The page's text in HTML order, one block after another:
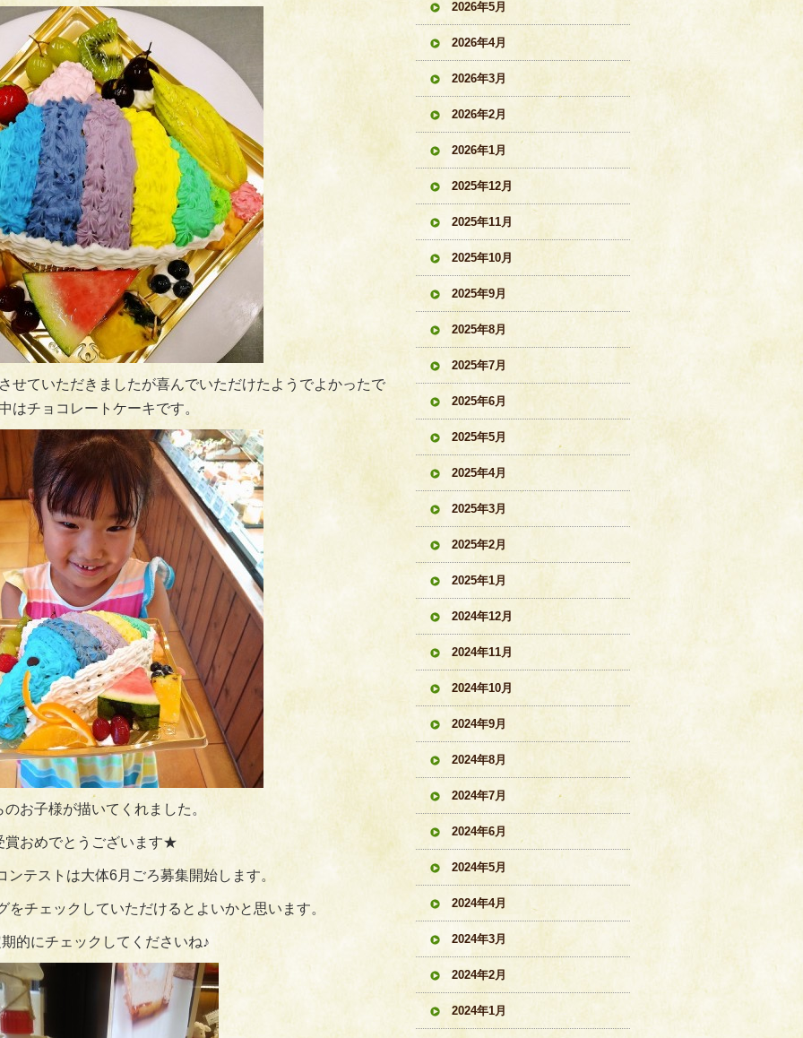
せていただきましたが喜んでいただけたようでよかったで
はチョコレートケーキです。
のお子様が描いてくれました。
賞おめでとうございます★
ンテストは大体6月ごろ募集開始します。
をチェックしていただけるとよいかと思います。
的にチェックしてくださいね♪
2026年5月
2026年4月
2026年3月
2026年2月
2026年1月
2025年12月
2025年11月
2025年10月
2025年9月
2025年8月
2025年7月
2025年6月
2025年5月
2025年4月
2025年3月
2025年2月
2025年1月
2024年12月
2024年11月
2024年10月
2024年9月
2024年8月
2024年7月
2024年6月
2024年5月
2024年4月
2024年3月
2024年2月
2024年1月